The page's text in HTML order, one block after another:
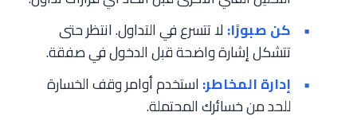
كن صبورًا: لا تتسرع في التداول. انتظر حتى
تتشكل إشارة واضحة قبل الدخول في صفقة.
إدارة المخاطر: استخدم أوامر وقف الخسارة
للحد من خسائرك المحتملة.